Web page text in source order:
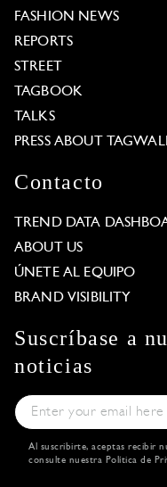
FASHION NEWS
REPORTS
STREET
TAGBOOK
TALKS
PRESS ABOUT
Contacto
TREND DATA
ABOUT US
ÚNETE AL EQUIPO
BRAND VISIBILITY
Suscríbase a
noticias
Al suscribirte, aceptas recibir
consulte nuestra Política de